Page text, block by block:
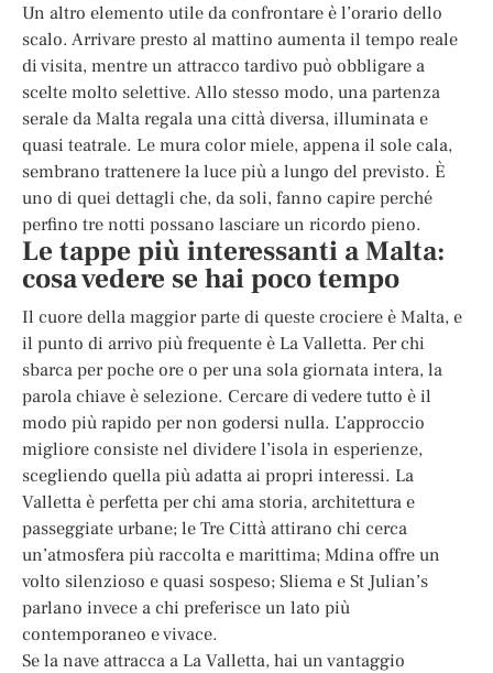
Un altro elemento utile da confrontare è l’orario dello
scalo. Arrivare presto al mattino aumenta il tempo reale
di visita, mentre un attracco tardivo può obbligare a
scelte molto selettive. Allo stesso modo, una partenza
serale da Malta regala una città diversa, illuminata e
quasi teatrale. Le mura color miele, appena il sole cala,
sembrano trattenere la luce più a lungo del previsto. È
uno di quei dettagli che, da soli, fanno capire perché
perfino tre notti possano lasciare un ricordo pieno.
Le tappe più interessanti a Malta:
cosa vedere se hai poco tempo
Il cuore della maggior parte di queste crociere è Malta, e
il punto di arrivo più frequente è La Valletta. Per chi
sbarca per poche ore o per una sola giornata intera, la
parola chiave è selezione. Cercare di vedere tutto è il
modo più rapido per non godersi nulla. L’approccio
migliore consiste nel dividere l’isola in esperienze,
scegliendo quella più adatta ai propri interessi. La
Valletta è perfetta per chi ama storia, architettura e
passeggiate urbane; le Tre Città attirano chi cerca
un’atmosfera più raccolta e marittima; Mdina offre un
volto silenzioso e quasi sospeso; Sliema e St Julian’s
parlano invece a chi preferisce un lato più
contemporaneo e vivace.
Se la nave attracca a La Valletta, hai un vantaggio